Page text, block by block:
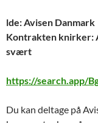
lde: Avisen Danmark
Kontrakten knirker:
svært
https://search.app/
Du kan deltage på